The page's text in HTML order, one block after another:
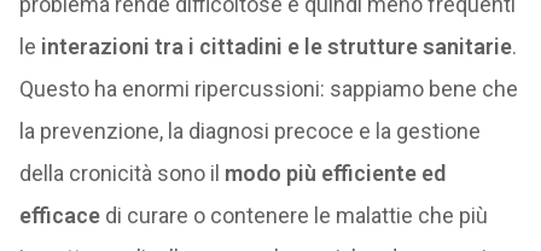
le interazioni tra i cittadini e le strutture sanitarie.
Questo ha enormi ripercussioni: sappiamo bene che
la prevenzione, la diagnosi precoce e la gestione
della cronicità sono il modo più efficiente ed
efficacedi curare o contenere le malattie che più